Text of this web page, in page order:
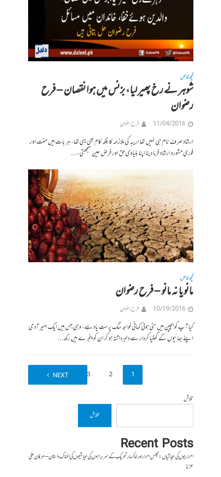
کچھ خاص
شوہر نے رخ پھیر لیا، بزنس میں ہوا نقصان – فرح
رضوان
11/04/2016 فرح رضوان
ارشاد صرف نام ہی نہیں تھا اریبہ کی ملازمہ کا بلکہ کام بھی یہی تھا، ہر بات میں مفت اور
فوری مشورہ ارشاد فرما دینا اپنا بنیادی حق اور فرض عین سمجھتی،...
کچھ خاص
مانو یا نہ مانو – فرح رضوان
10/19/2016 فرح رضوان
کیا آپ کو بچپن میں سنی ہوئی کہانی خواجہ سگ پرست یاد ہے، وہی جس میں ایک امیر آدمی
اپنے بھائیوں کے گھٹیا کردار سے دلبرداشتہ ہو کر ان کو پنجرے میں رکھ...
1
2
3
NEXT
تلاش
تلاش
Recent Posts
احراریوں کی عیاشیاں : مجلس احرار اور خاکسار تحریک کے سربراہوں کی عیاشیوں کی المناک داستان – عرفان علی
عزیز